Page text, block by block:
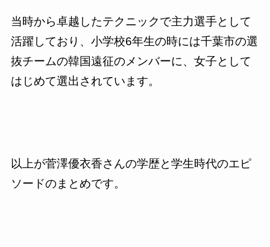
当時から卓越したテクニックで主力選手として
活躍しており、小学校6年生の時には千葉市の選
抜チームの韓国遠征のメンバーに、女子として
はじめて選出されています。
以上が菅澤優衣香さんの学歴と学生時代のエピ
ソードのまとめです。